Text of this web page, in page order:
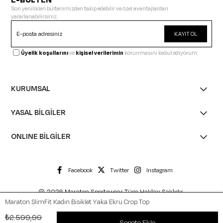
Son yenilikleri bültenimizden takip edebilir ve özel avantajlardan
yararlanabilirsiniz.
KAYIT OL
Üyelik koşullarınıvekişisel verilerimin korunmasını kabul ediyorum.
KURUMSAL
YASAL BİLGİLER
ONLINE BİLGİLER
Facebook Twitter Instagram
© 2026 Maraton Sportswear Tüm Hakları Saklıdır.
Maraton SlimFit Kadın Bisiklet Yaka Ekru Crop Top
₺2.599,99